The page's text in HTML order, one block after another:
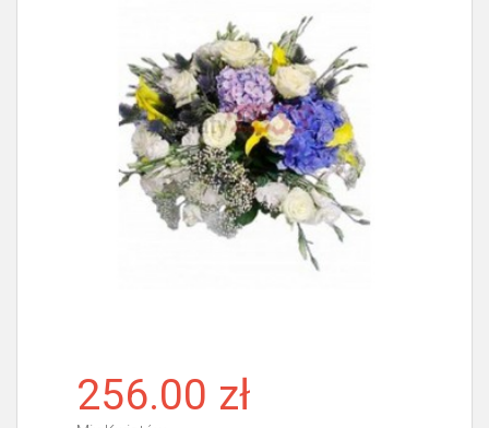
256.00 zł